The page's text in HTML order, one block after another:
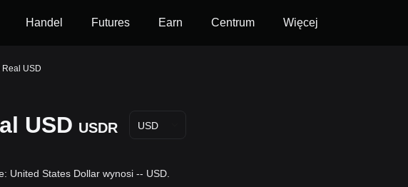
Handel Futures Earn Centrum Więcej
Real USD
USD USDR USD
United States Dollar wynosi -- USD.